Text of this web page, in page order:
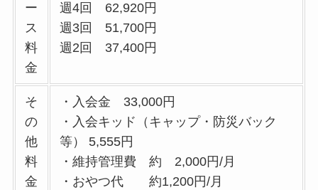
ー
ス
料
金
週4回 62,920円
週3回 51,700円
週2回 37,400円
そ
の
他
料
金
・入会金 33,000円
・入会キッド（キャップ・防災バック
等） 5,555円
・維持管理費 約 2,000円/月
・おやつ代 約1,200円/月